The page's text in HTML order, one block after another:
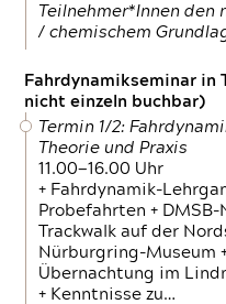
Teilnehmer*Innen
/ chemischem
Fahrdynamikseminar in
nicht einzeln buchbar)
Termin 1/2:
Theorie und Praxis
11.00—16.00 Uhr
+ Fahrdynamik-
Probefahrten +
Trackwalk auf der
Nürburgring-Museum
Übernachtung im
+ Kenntnisse zu…